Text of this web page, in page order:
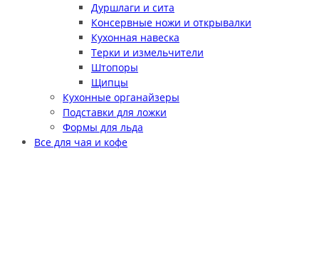
Дуршлаги и сита
Консервные ножи и открывалки
Кухонная навеска
Терки и измельчители
Штопоры
Щипцы
Кухонные органайзеры
Подставки для ложки
Формы для льда
Все для чая и кофе